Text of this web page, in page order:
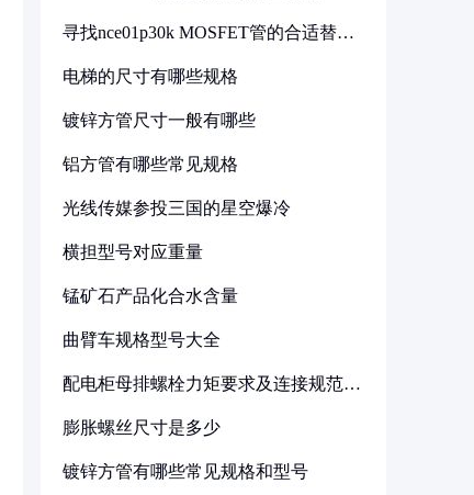
寻找nce01p30k MOSFET管的合适替代
电梯的尺寸有哪些规格
镀锌方管尺寸一般有哪些
铝方管有哪些常见规格
光线传媒参投三国的星空爆冷
横担型号对应重量
锰矿石产品化合水含量
曲臂车规格型号大全
配电柜母排螺栓力矩要求及连接规范详
膨胀螺丝尺寸是多少
镀锌方管有哪些常见规格和型号